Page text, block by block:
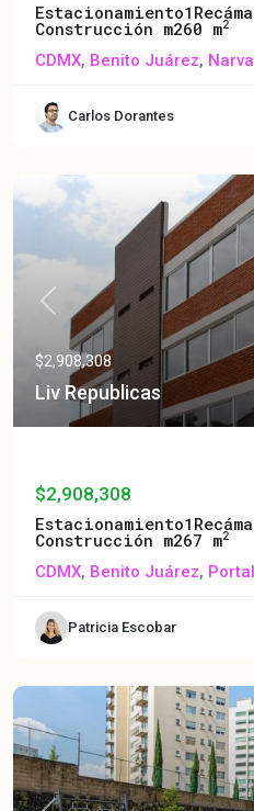
Estacionamiento1
Construcción m260 m2
CDMX, Benito Juárez,
Carlos Dorantes
Previous
$2,908,308
Liv Republicas
$2,908,308
Estacionamiento1
Construcción m267 m2
CDMX, Benito Juárez,
Patricia Escobar